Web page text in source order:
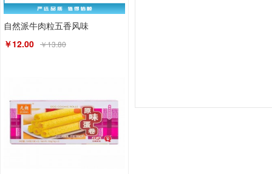
自然派牛肉粒五香风味
￥12.00 ￥13.80